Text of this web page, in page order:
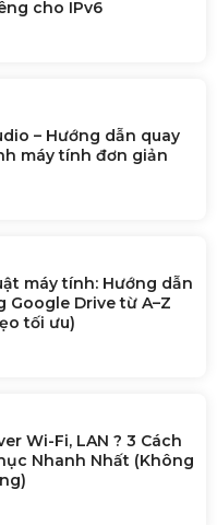
cho IPv6
– Hướng dẫn quay
máy tính đơn giản
máy tính: Hướng dẫn
Google Drive từ A–Z
tối ưu)
Wi-Fi, LAN ? 3 Cách
Nhanh Nhất (Không